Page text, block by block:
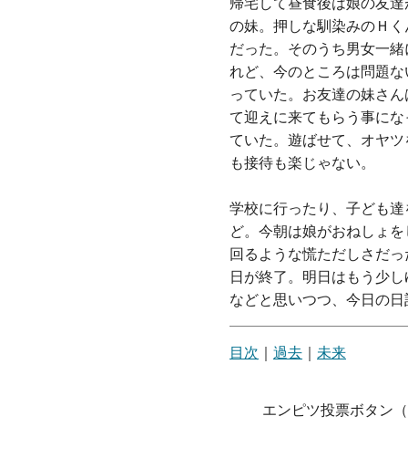
帰宅して昼食後は娘の友
の妹。押しな馴染みのＨ
だった。そのうち男女一
れど、今のところは問題
っていた。お友達の妹さ
て迎えに来てもらう事に
ていた。遊ばせて、オヤ
も接待も楽じゃない。
学校に行ったり、子ども
ど。今朝は娘がおねしょ
回るような慌ただしさだ
日が終了。明日はもう少
などと思いつつ、今日の
目次 過去 未来
エンピツ投票ボタン